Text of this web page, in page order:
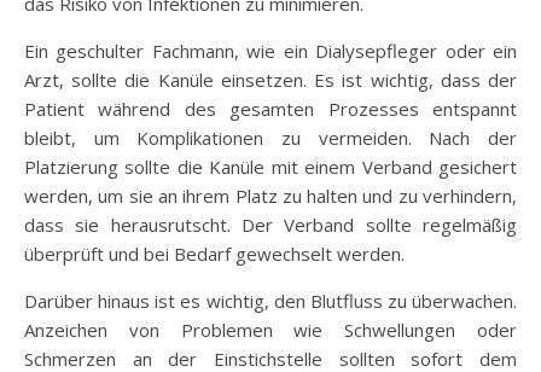
Ein geschulter Fachmann, wie ein Dialysepfleger oder ein
Arzt, sollte die Kanüle einsetzen. Es ist wichtig, dass der
Patient während des gesamten Prozesses entspannt
bleibt, um Komplikationen zu vermeiden. Nach der
Platzierung sollte die Kanüle mit einem Verband gesichert
werden, um sie an ihrem Platz zu halten und zu verhindern,
dass sie herausrutscht. Der Verband sollte regelmäßig
überprüft und bei Bedarf gewechselt werden.
Darüber hinaus ist es wichtig, den Blutfluss zu überwachen.
Anzeichen von Problemen wie Schwellungen oder
Schmerzen an der Einstichstelle sollten sofort dem